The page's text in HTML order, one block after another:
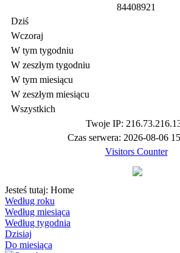
84408921
Dziś
Wczoraj
W tym tygodniu
W zeszłym tygodniu
W tym miesiącu
W zeszłym miesiącu
Wszystkich
Twoje IP:
Czas serwera: 2026-08-06
Visitors Counter
Jesteś tutaj: Home
Według roku
Według miesiąca
Według tygodnia
Dzisiaj
Do miesiąca